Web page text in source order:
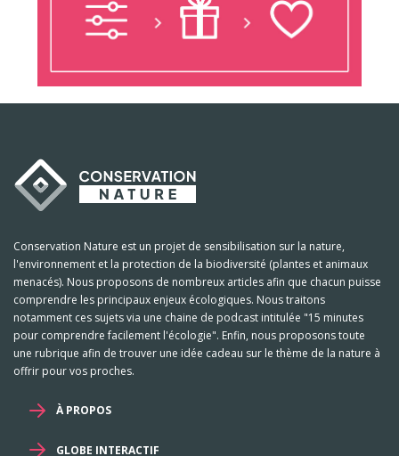
Conservation Nature est un projet de sensibilisation sur la nature,
l'environnement et la protection de la biodiversité (plantes et animaux
menacés). Nous proposons de nombreux articles afin que chacun puisse
comprendre les principaux enjeux écologiques. Nous traitons
notamment ces sujets via une chaine de podcast intitulée "15 minutes
pour comprendre facilement l'écologie". Enfin, nous proposons toute
une rubrique afin de trouver une idée cadeau sur le thème de la nature à
offrir pour vos proches.
À PROPOS
GLOBE INTERACTIF